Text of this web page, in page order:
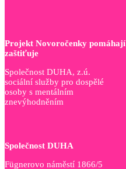
Projekt Novoročenky pomáhají
zaštiťuje
Společnost DUHA, z.ú.
sociální služby pro dospělé
osoby s mentálním
znevýhodněním
Společnost DUHA
Fügnerovo náměstí 1866/5